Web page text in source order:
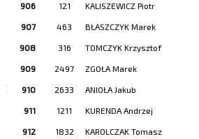
906 121 KALISZEWICZ Piotr
907 463 BŁASZCZYK Marek
908 316 TOMCZYK Krzysztof
909 2497 ZGOŁA Marek
910 2633 ANIOŁA Jakub
911 1211 KURENDA Andrzej
912 1832 KAROLCZAK Tomasz